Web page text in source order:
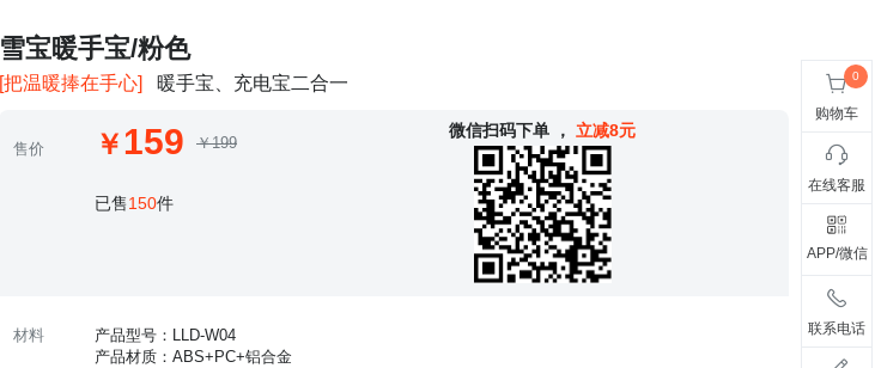
雪宝暖手宝/粉色
[把温暖捧在手心] 暖手宝、充电宝二合一
售价 159 ￥199
微信扫码下单 ， 立减8元
已售150件
材料
产品型号：LLD-W04
产品材质：ABS+PC+铝合金
购物车
在线客服
APP/微信
联系电话